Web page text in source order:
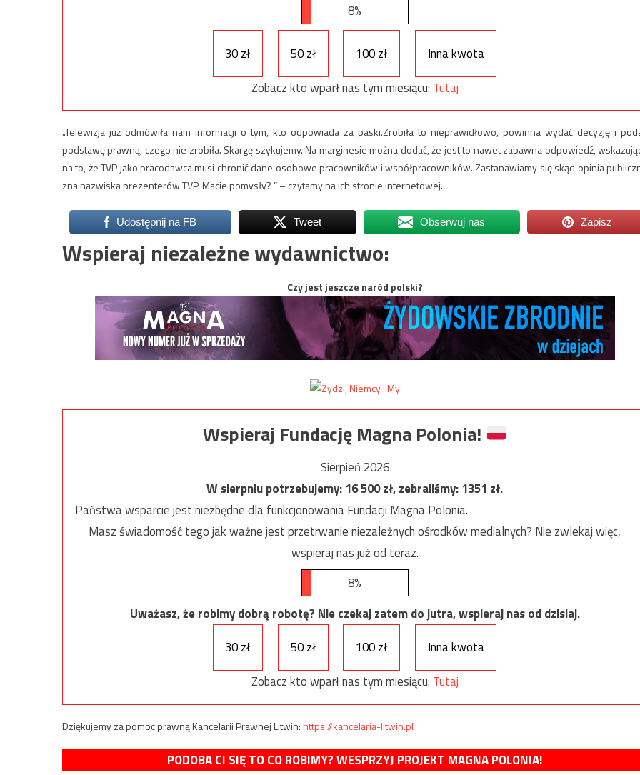
8%
30 zł 50 zł 100 zł
Inna kwota
Zobacz kto wparł nas tym miesiącu: Tutaj
„Telewizja już odmówiła nam informacji o tym, kto odpowiada za paski.Zrobiła to nieprawidłowo, powinna wydać decyzję i
podstawę prawną, czego nie zrobiła. Skargę szykujemy. Na marginesie można dodać, że jest to nawet zabawna odpowiedź,
na to, że TVP jako pracodawca musi chronić dane osobowe pracowników i współpracowników. Zastanawiamy się skąd opinia
zna nazwiska prezenterów TVP. Macie pomysły? ” – czytamy na ich stronie internetowej.
Udostępnij na FB Tweet Obserwuj nas Zapisz
Wspieraj niezależne wydawnictwo:
Czy jest jeszcze naród polski?
Wspieraj Fundację Magna Polonia!
Sierpień 2026
W sierpniu potrzebujemy:16 500zł, zebraliśmy:1351 zł.
Państwa wsparcie jest niezbędne dla funkcjonowania Fundacji Magna Polonia.
Masz świadomość tego jak ważne jest przetrwanie niezależnych ośrodków medialnych? Nie zwlekaj więc,
wspieraj nas już od teraz.
8%
Uważasz, że robimy dobrą robotę? Nie czekaj zatem do jutra, wspieraj nas od dzisiaj.
30 zł
50 zł 100 zł
Inna kwota
Zobacz kto wparł nas tym miesiącu: Tutaj
Dziękujemy za pomoc prawną Kancelarii Prawnej Litwin:https://kancelaria-litwin.pl
PODOBA CI SIĘ TO CO ROBIMY? WESPRZYJ PROJEKT MAGNA POLONIA!